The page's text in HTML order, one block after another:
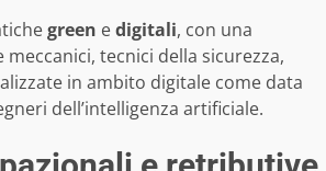
green edigitali, con una
tecnici della sicurezza,
in ambito digitale come data
dell’intelligenza artificiale.